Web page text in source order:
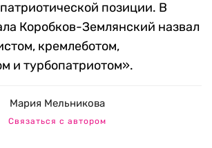
позиции. В
Коробков-Землянский назвал
кремлеботом,
и турбопатриотом».
Мария Мельникова
Связаться с автором